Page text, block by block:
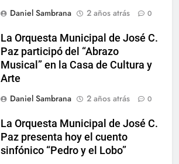
Daniel Sambrana
2 años atrás 0
La Orquesta Municipal de José C.
Paz participó del “Abrazo
Musical” en la Casa de Cultura y
Arte
Daniel Sambrana
2 años atrás 0
La Orquesta Municipal de José C.
Paz presenta hoy el cuento
sinfónico “Pedro y el Lobo”